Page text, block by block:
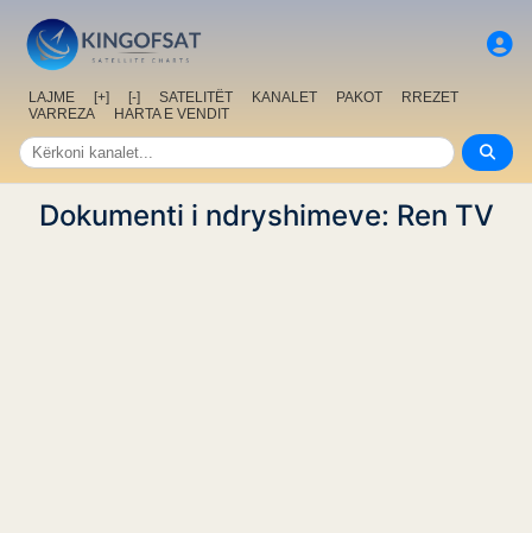
LAJME [+] [-] SATELITËT KANALET PAKOT
RREZET
VARREZA
HARTA E VENDIT
Dokumenti i ndryshimeve: Ren TV